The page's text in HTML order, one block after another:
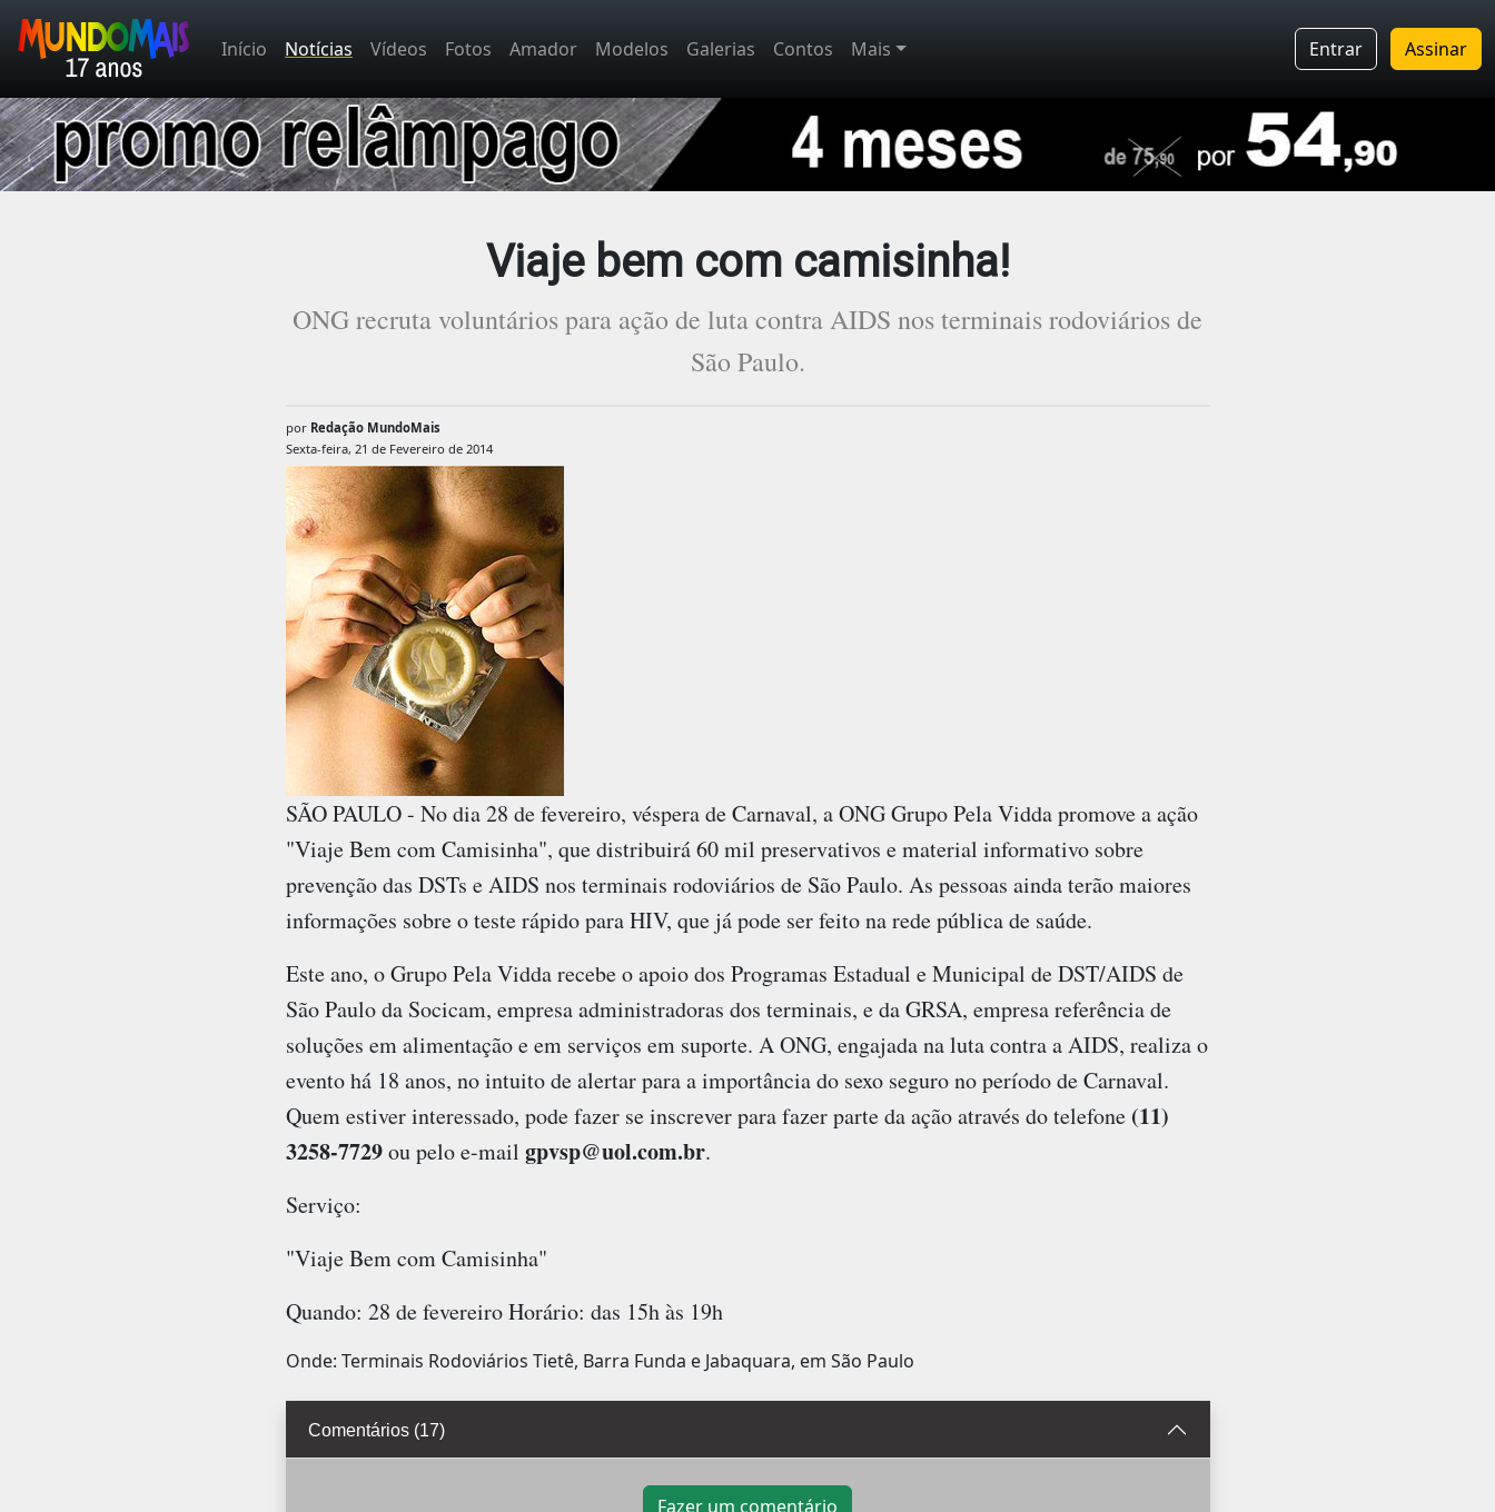
Início Notícias Vídeos Fotos Amador Modelos Galerias Contos Mais Entrar Assinar
Viaje bem com camisinha!
ONG recruta voluntários para ação de luta contra AIDS nos terminais rodoviários de
São Paulo.
por Redação MundoMais
Sexta-feira, 21 de Fevereiro de 2014
SÃO PAULO - No dia 28 de fevereiro, véspera de Carnaval, a ONGGrupo Pela Viddapromove a ação
"Viaje Bem com Camisinha", que distribuirá 60 mil preservativos e material informativo sobre
prevenção das DSTs e AIDS nos terminais rodoviários de São Paulo. As pessoas ainda terão maiores
informações sobre o teste rápido para HIV, que já pode ser feito na rede pública de saúde.
Este ano, o Grupo Pela Vidda recebe o apoio dos Programas Estadual e Municipal de DST/AIDS de
São Paulo da Socicam, empresa administradoras dos terminais, e da GRSA, empresa referência de
soluções em alimentação e em serviços em suporte. A ONG, engajada na luta contra a AIDS, realiza o
evento há 18 anos, no intuito de alertar para a importância do sexo seguro no período de Carnaval.
Quem estiver interessado, pode fazer se inscrever para fazer parte da ação através do telefone (11)
3258-7729ou pelo e-mail gpvsp@uol.com.br.
Serviço:
"Viaje Bem com Camisinha"
Quando: 28 de fevereiro Horário: das 15h às 19h
Onde: Terminais Rodoviários Tietê, Barra Funda e Jabaquara, em São Paulo
Comentários (17)
Fazer um comentário